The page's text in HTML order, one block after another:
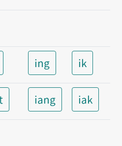
ing ik
iang iak